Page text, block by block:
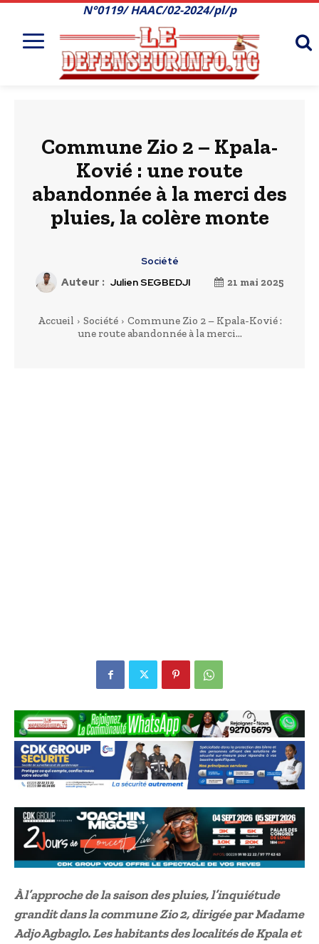
N°0119/ HAAC/02-2024/pl/p
Commune Zio 2 – Kpala-
Kovié : une route
abandonnée à la merci des
pluies, la colère monte
Société
Auteur : Julien SEGBEDJI 21 mai 2025
Accueil Société
Commune Zio 2 – Kpala-Kovié :
une route abandonnée à la merci...
À l’approche de la saison des pluies, l’inquiétude
grandit dans la commune Zio 2, dirigée par Madame
Adjo Agbaglo. Les habitants des localités de Kpala et